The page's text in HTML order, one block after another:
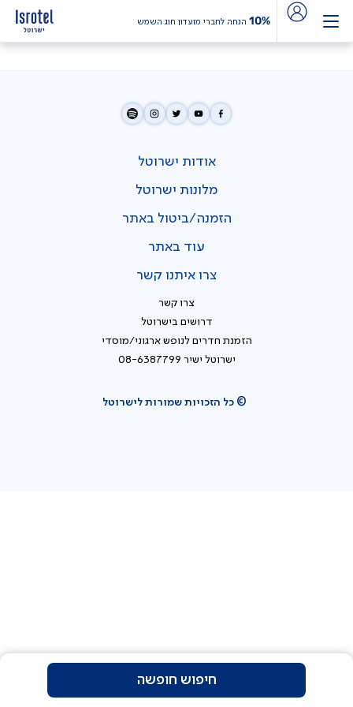
10% הנחה לחברי מועדון חוג השמש
אודות ישרוטל
מלונות ישרוטל
הזמנה/ביטול באתר
עוד באתר
צרו איתנו קשר
צרו קשר
דרושים בישרוטל
הזמנת חדרים לנופש ארגוני/מוסדי
ישרוטל ישיר 08-6387799
© כל הזכויות שמורות לישרוטל
חיפוש חופשה